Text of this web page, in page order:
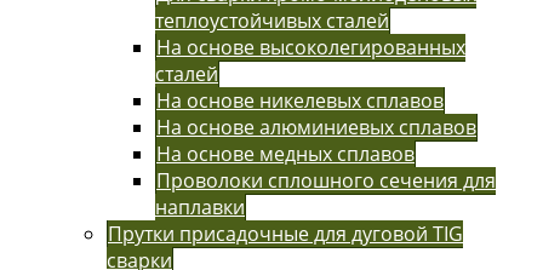
теплоустойчивых сталей
На основе высоколегированных
сталей
На основе никелевых сплавов
На основе алюминиевых сплавов
На основе медных сплавов
Проволоки сплошного сечения для
наплавки
Прутки присадочные для дуговой TIG
сварки